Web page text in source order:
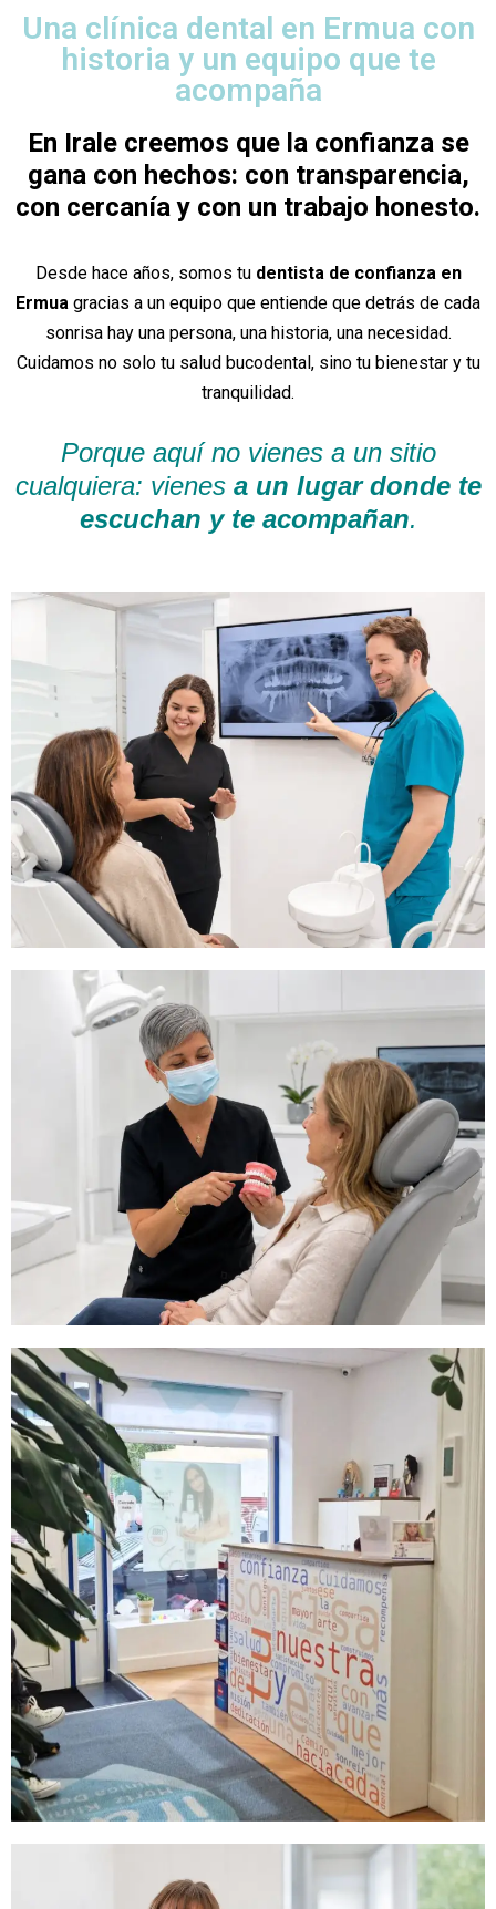
Una clínica dental en Ermua con
historia y un equipo que te
acompaña
En Irale creemos que la confianza se
gana con hechos: con transparencia,
con cercanía y con un trabajo honesto.
Desde hace años, somos tu dentista de confianza en
Ermua gracias a un equipo que entiende que detrás de cada
sonrisa hay una persona, una historia, una necesidad.
Cuidamos no solo tu salud bucodental, sino tu bienestar y tu
tranquilidad.
Porque aquí no vienes a un sitio
cualquiera: vienes a un lugar donde te
escuchan y te acompañan.